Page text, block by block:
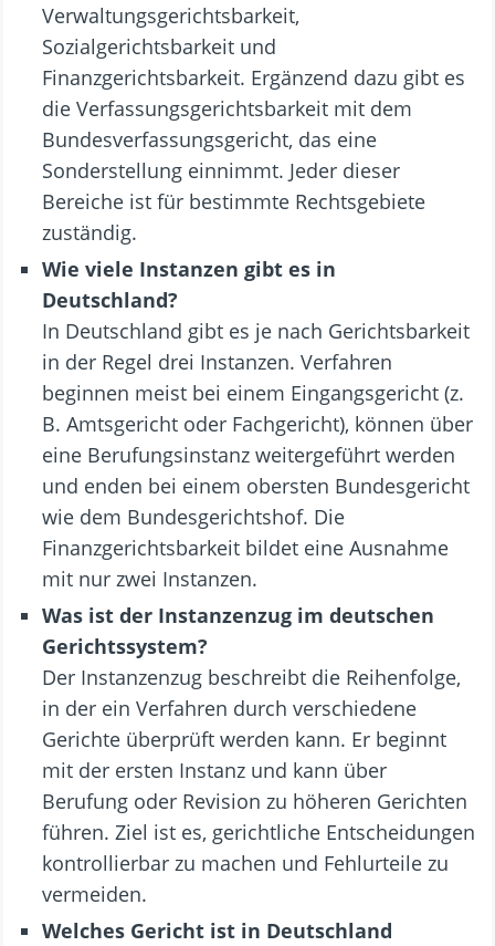
Verwaltungsgerichtsbarkeit,
Sozialgerichtsbarkeit und
Finanzgerichtsbarkeit. Ergänzend dazu gibt es
die Verfassungsgerichtsbarkeit mit dem
Bundesverfassungsgericht, das eine
Sonderstellung einnimmt. Jeder dieser
Bereiche ist für bestimmte Rechtsgebiete
zuständig.
Wie viele Instanzen gibt es in
Deutschland?
In Deutschland gibt es je nach Gerichtsbarkeit
in der Regel drei Instanzen. Verfahren
beginnen meist bei einem Eingangsgericht (z.
B. Amtsgericht oder Fachgericht), können über
eine Berufungsinstanz weitergeführt werden
und enden bei einem obersten Bundesgericht
wie dem Bundesgerichtshof. Die
Finanzgerichtsbarkeit bildet eine Ausnahme
mit nur zwei Instanzen.
Was ist der Instanzenzug im deutschen
Gerichtssystem?
Der Instanzenzug beschreibt die Reihenfolge,
in der ein Verfahren durch verschiedene
Gerichte überprüft werden kann. Er beginnt
mit der ersten Instanz und kann über
Berufung oder Revision zu höheren Gerichten
führen. Ziel ist es, gerichtliche Entscheidungen
kontrollierbar zu machen und Fehlurteile zu
vermeiden.
Welches Gericht ist in Deutschland